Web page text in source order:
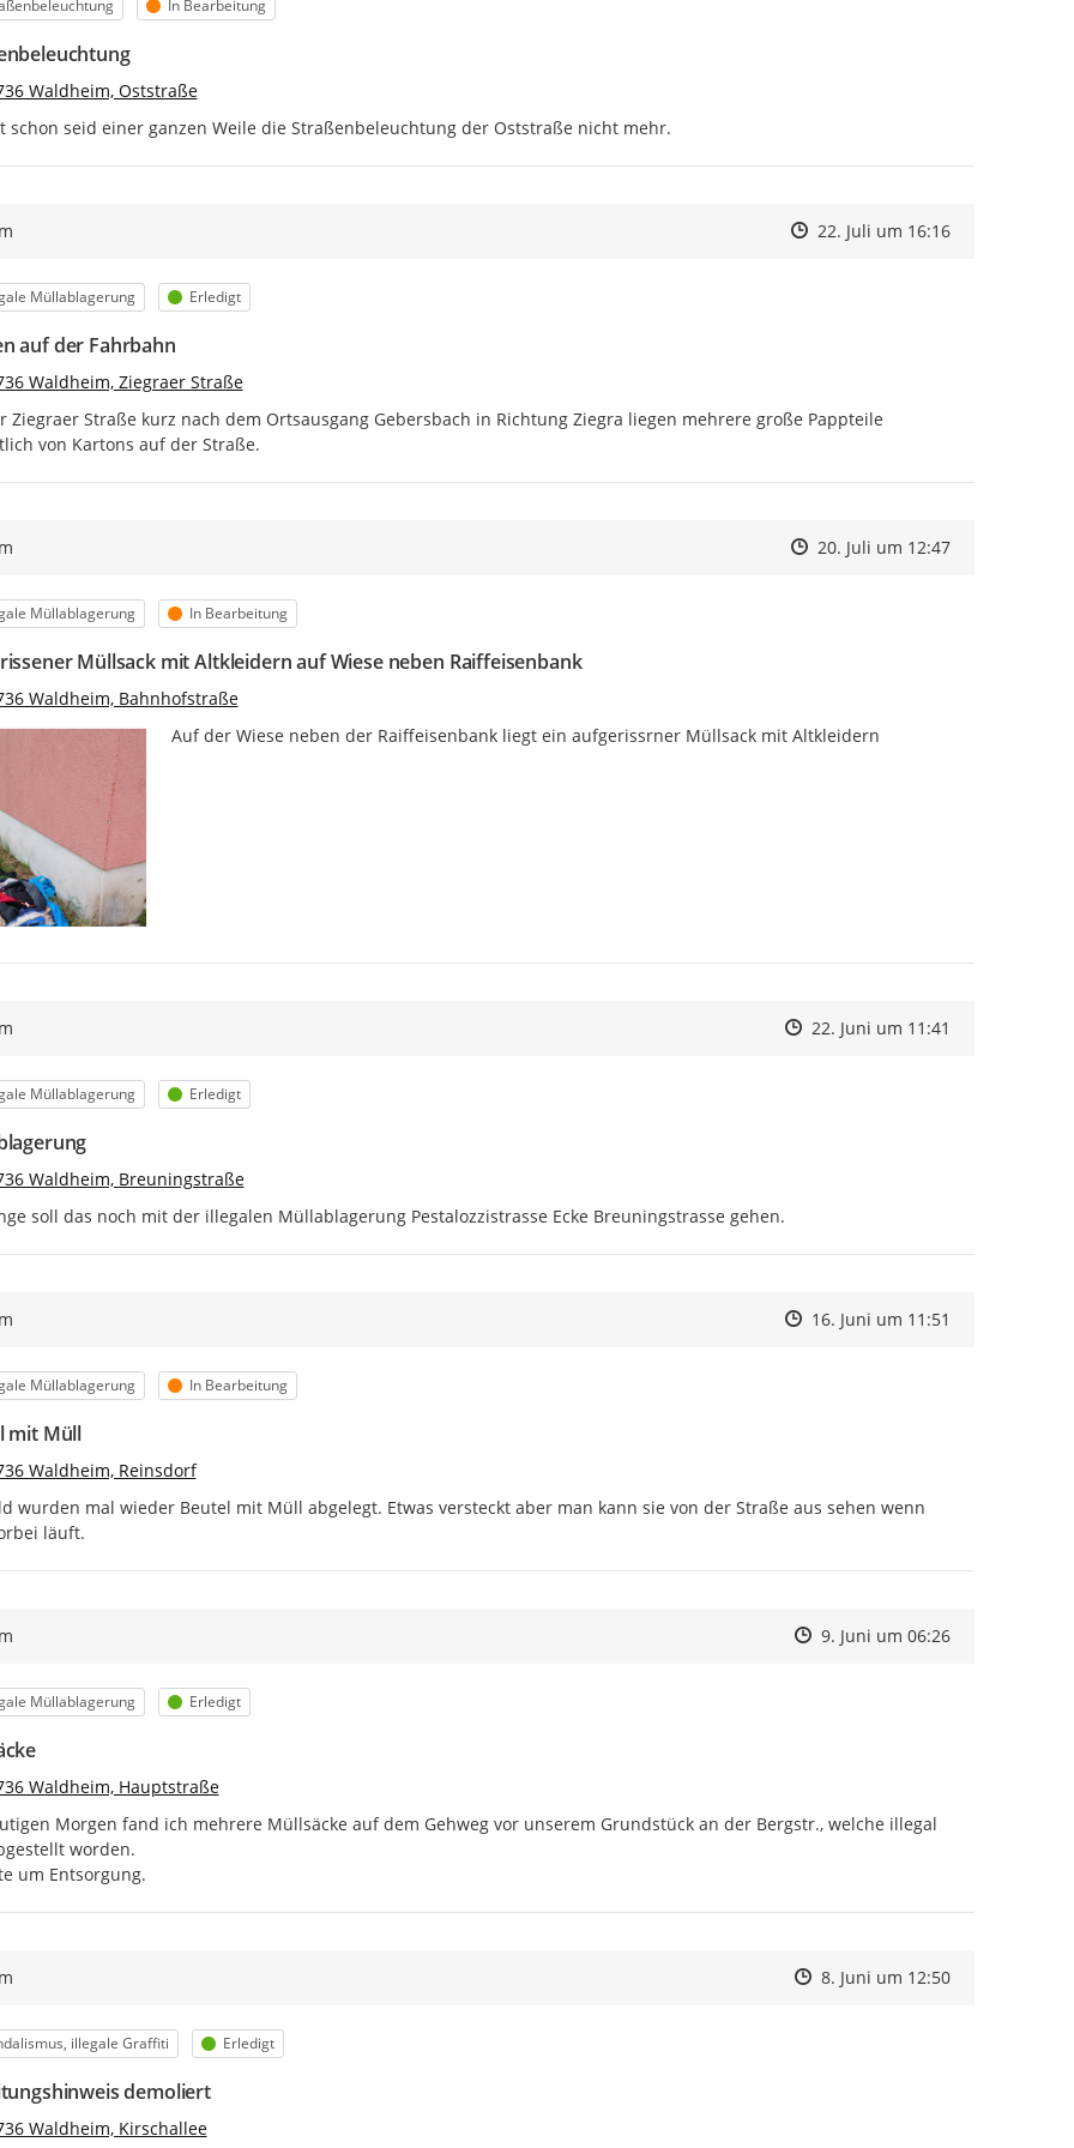
Status
In Bearbeitung
Waldheim, Oststraße
schon seid einer ganzen Weile die Straßenbeleuchtung der Oststraße nicht mehr.
Zeitpunkt des Erstellens
Zeitpunkt des Erstellens
22. Juli um 16:16Zur Äußerung
Müllablagerung Status
Erledigt
auf der Fahrbahn
Waldheim, Ziegraer Straße
Ziegraer Straße kurz nach dem Ortsausgang Gebersbach in Richtung Ziegra liegen mehrere große Pappteile
von Kartons auf der Straße.
Zeitpunkt des Erstellens
Zeitpunkt des Erstellens
20. Juli um 12:47Zur Äußerung
Müllablagerung Status
In Bearbeitung
Müllsack mit Altkleidern auf Wiese neben Raiffeisenbank
Waldheim, Bahnhofstraße
Auf der Wiese neben der Raiffeisenbank liegt ein aufgerissrner Müllsack mit Altkleidern
Zeitpunkt des Erstellens
Zeitpunkt des Erstellens
22. Juni um 11:41
Müllablagerung Status
Erledigt
Waldheim, Breuningstraße
soll das noch mit der illegalen Müllablagerung Pestalozzistrasse Ecke Breuningstrasse gehen.
Zeitpunkt des Erstellens
Zeitpunkt des Erstellens
16. Juni um 11:51
Müllablagerung Status
In Bearbeitung
mit Müll
Waldheim, Reinsdorf
wurden mal wieder Beutel mit Müll abgelegt. Etwas versteckt aber man kann sie von der Straße aus sehen wenn
läuft.
Zeitpunkt des Erstellens
Zeitpunkt des Erstellens
9. Juni um 06:26Zur Äußerung
Müllablagerung Status
Erledigt
Waldheim, Hauptstraße
Morgen fand ich mehrere Müllsäcke auf dem Gehweg vor unserem Grundstück an der Bergstr., welche illegal
worden.
um Entsorgung.
Zeitpunkt des Erstellens
Zeitpunkt des Erstellens
8. Juni um 12:50Zur Äußerung
illegale Graffiti Status
Erledigt
demoliert
Waldheim, Kirschallee